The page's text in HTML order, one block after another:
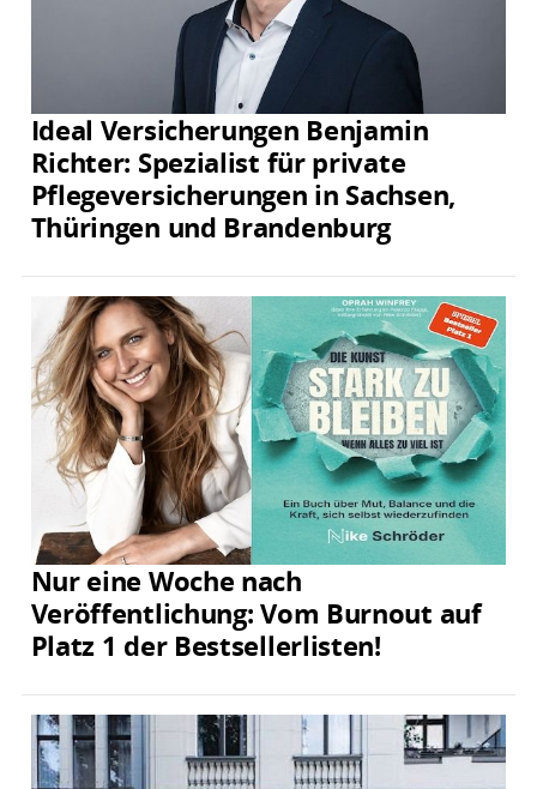
Ideal Versicherungen Benjamin
Richter: Spezialist für private
Pflegeversicherungen in Sachsen,
Thüringen und Brandenburg
Nur eine Woche nach
Veröffentlichung: Vom Burnout auf
Platz 1 der Bestsellerlisten!